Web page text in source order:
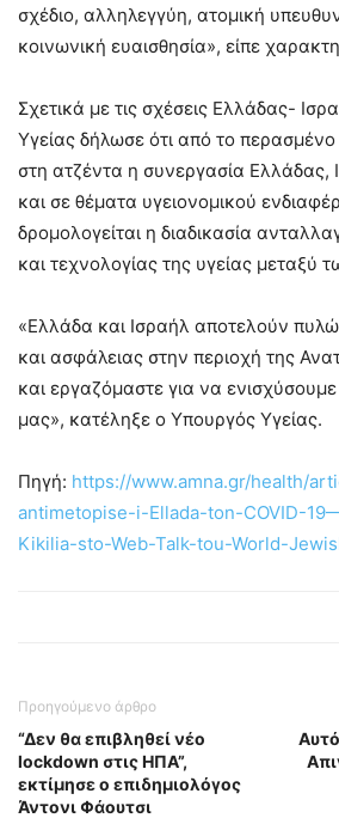
σχέδιο, αλληλεγγύη, ατομική
κοινωνική ευαισθησία», είπε
Σχετικά με τις σχέσεις Ελλάδας-
Υγείας δήλωσε ότι από το
στη ατζέντα η συνεργασία Ελλάδας,
και σε θέματα υγειονομικού
δρομολογείται η διαδικασία
και τεχνολογίας της υγείας μεταξύ
«Ελλάδα και Ισραήλ αποτελούν
και ασφάλειας στην περιοχή της
και εργαζόμαστε για να
μας», κατέληξε ο Υπουργός Υγείας.
Πηγή: https://www.amna.gr/health/
antimetopise-i-Ellada-ton-COVID-
Kikilia-sto-Web-Talk-tou-World-
Προηγούμενο άρθρο
“Δεν θα επιβληθεί νέο
lockdown στις ΗΠΑ”,
εκτίμησε ο επιδημιολόγος
Άντονι Φάουτσι